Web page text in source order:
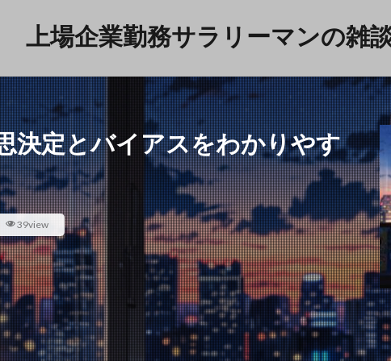
上場企業勤務サラリーマンの雑
決定とバイアスをわかりやす
39view
仕事 育児 雑談
検索